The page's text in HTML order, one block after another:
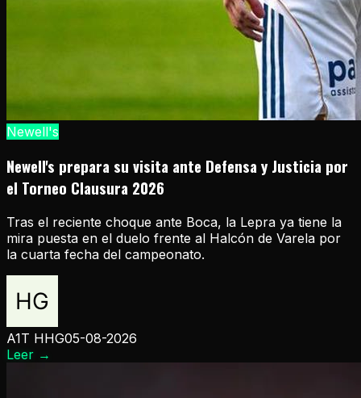
Newell's
Newell's prepara su visita ante Defensa y Justicia por
el Torneo Clausura 2026
Tras el reciente choque ante Boca, la Lepra ya tiene la
mira puesta en el duelo frente al Halcón de Varela por
la cuarta fecha del campeonato.
A1T HHG05-08-2026
Leer →